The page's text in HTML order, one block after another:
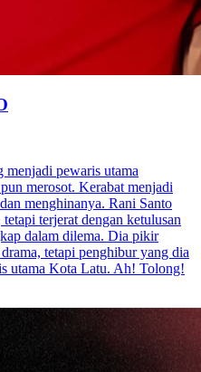
menjadi pewaris utama
merosot. Kerabat menjadi
menghinanya. Rani Santo
terjerat dengan ketulusan
dalam dilema. Dia pikir
tetapi penghibur yang dia
utama Kota Latu. Ah! Tolong!